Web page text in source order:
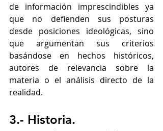
de información imprescindibles ya
que no defienden sus posturas
desde posiciones ideológicas, sino
que argumentan sus criterios
basándose en hechos históricos,
autores de relevancia sobre la
materia o el análisis directo de la
realidad.
3.- Historia.